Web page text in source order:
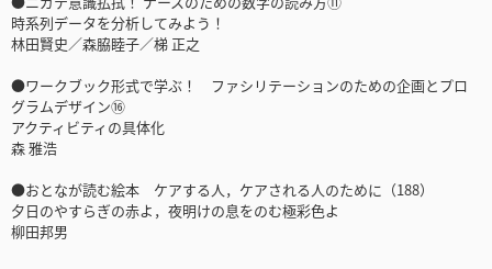
時系列データを分析してみよう！
林田賢史／森脇睦子／梯 正之
●ワークブック形式で学ぶ！ ファシリテーションのための企画とプロ
グラムデザイン⑯
アクティビティの具体化
森 雅浩
●おとなが読む絵本 ケアする人，ケアされる人のために（188）
夕日のやすらぎの赤よ，夜明けの息をのむ極彩色よ
柳田邦男